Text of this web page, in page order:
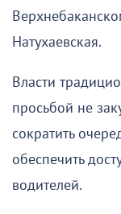
Натухаевская.
Власти
просьбой не
сократить
обеспечить
водителей.